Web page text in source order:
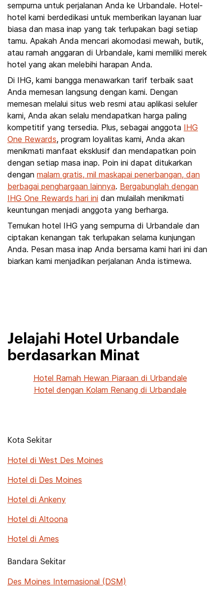
sempurna untuk perjalanan Anda ke Urbandale. Hotel-
hotel kami berdedikasi untuk memberikan layanan luar
biasa dan masa inap yang tak terlupakan bagi setiap
tamu. Apakah Anda mencari akomodasi mewah, butik,
atau ramah anggaran di Urbandale, kami memiliki merek
hotel yang akan melebihi harapan Anda.
Di IHG, kami bangga menawarkan tarif terbaik saat
Anda memesan langsung dengan kami. Dengan
memesan melalui situs web resmi atau aplikasi seluler
kami, Anda akan selalu mendapatkan harga paling
kompetitif yang tersedia. Plus, sebagai anggota IHG
One Rewards, program loyalitas kami, Anda akan
menikmati manfaat eksklusif dan mendapatkan poin
dengan setiap masa inap. Poin ini dapat ditukarkan
dengan malam gratis, mil maskapai penerbangan, dan
berbagai penghargaan lainnya. Bergabunglah dengan
IHG One Rewards hari ini dan mulailah menikmati
keuntungan menjadi anggota yang berharga.
Temukan hotel IHG yang sempurna di Urbandale dan
ciptakan kenangan tak terlupakan selama kunjungan
Anda. Pesan masa inap Anda bersama kami hari ini dan
biarkan kami menjadikan perjalanan Anda istimewa.
Jelajahi Hotel Urbandale
berdasarkan Minat
Hotel Ramah Hewan Piaraan di Urbandale
Hotel dengan Kolam Renang di Urbandale
Kota Sekitar
Hotel di West Des Moines
Hotel di Des Moines
Hotel di Ankeny
Hotel di Altoona
Hotel di Ames
Bandara Sekitar
Des Moines Internasional (DSM)